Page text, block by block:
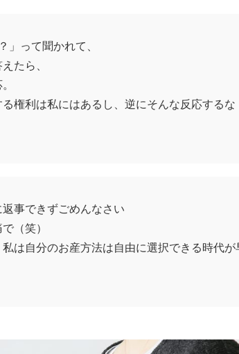
」って聞かれて、
たら、
権利は私にはあるし、逆にそんな反応するな
事できずごめんなさい
（笑）
は自分のお産方法は自由に選択できる時代が